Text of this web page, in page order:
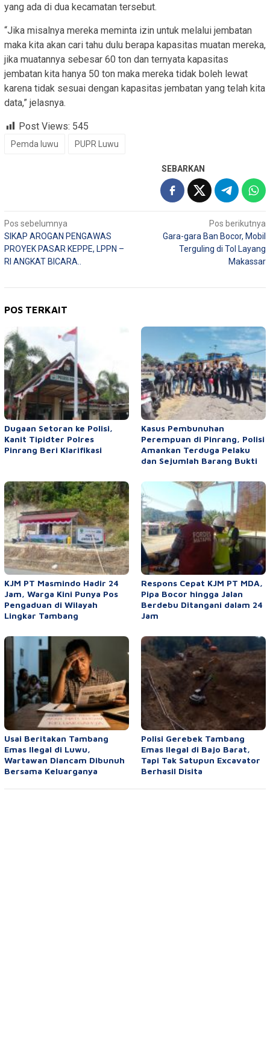
yang ada di dua kecamatan tersebut.
“Jika misalnya mereka meminta izin untuk melalui jembatan
maka kita akan cari tahu dulu berapa kapasitas muatan mereka,
jika muatannya sebesar 60 ton dan ternyata kapasitas
jembatan kita hanya 50 ton maka mereka tidak boleh lewat
karena tidak sesuai dengan kapasitas jembatan yang telah kita
data,” jelasnya.
Post Views: 545
Pemda luwu PUPR Luwu
SEBARKAN
Navigasi
pos
Pos sebelumnya
SIKAP AROGAN PENGAWAS
PROYEK PASAR KEPPE, LPPN –
RI ANGKAT BICARA..
Pos berikutnya
Gara-gara Ban Bocor, Mobil
Terguling di Tol Layang
Makassar
POS TERKAIT
Dugaan Setoran ke Polisi,
Kanit Tipidter Polres
Pinrang Beri Klarifikasi
Kasus Pembunuhan
Perempuan di Pinrang, Polisi
Amankan Terduga Pelaku
dan Sejumlah Barang Bukti
KJM PT Masmindo Hadir 24
Jam, Warga Kini Punya Pos
Pengaduan di Wilayah
Lingkar Tambang
Respons Cepat KJM PT MDA,
Pipa Bocor hingga Jalan
Berdebu Ditangani dalam 24
Jam
Usai Beritakan Tambang
Emas Ilegal di Luwu,
Wartawan Diancam Dibunuh
Bersama Keluarganya
Polisi Gerebek Tambang
Emas Ilegal di Bajo Barat,
Tapi Tak Satupun Excavator
Berhasil Disita